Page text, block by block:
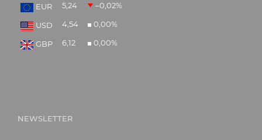
EUR
5,24 –0,02%
USD 4,54 0,00%
GBP 6,12 0,00%
NEWSLETTER